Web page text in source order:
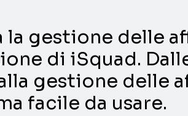
la gestione delle
di iSquad.
gestione delle
facile da usare.